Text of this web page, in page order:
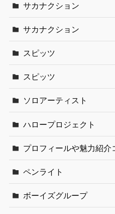
サカナクション
サカナクション
スピッツ
スピッツ
ソロアーティスト
ハロープロジェクト
プロフィールや魅力紹介
ペンライト
ボーイズグループ